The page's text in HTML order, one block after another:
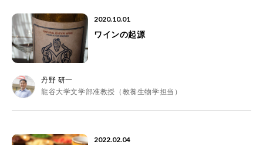
2020.10.01
ワインの起源
丹野 研一
龍谷大学文学部准教授（教養生物学担当）
2022.02.04